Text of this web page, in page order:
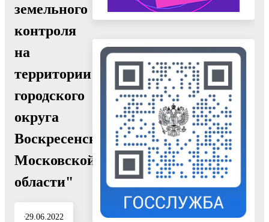
земельного
контроля
на
территории
городского
округа
Воскресенск
Московской
области"
29.06.2022